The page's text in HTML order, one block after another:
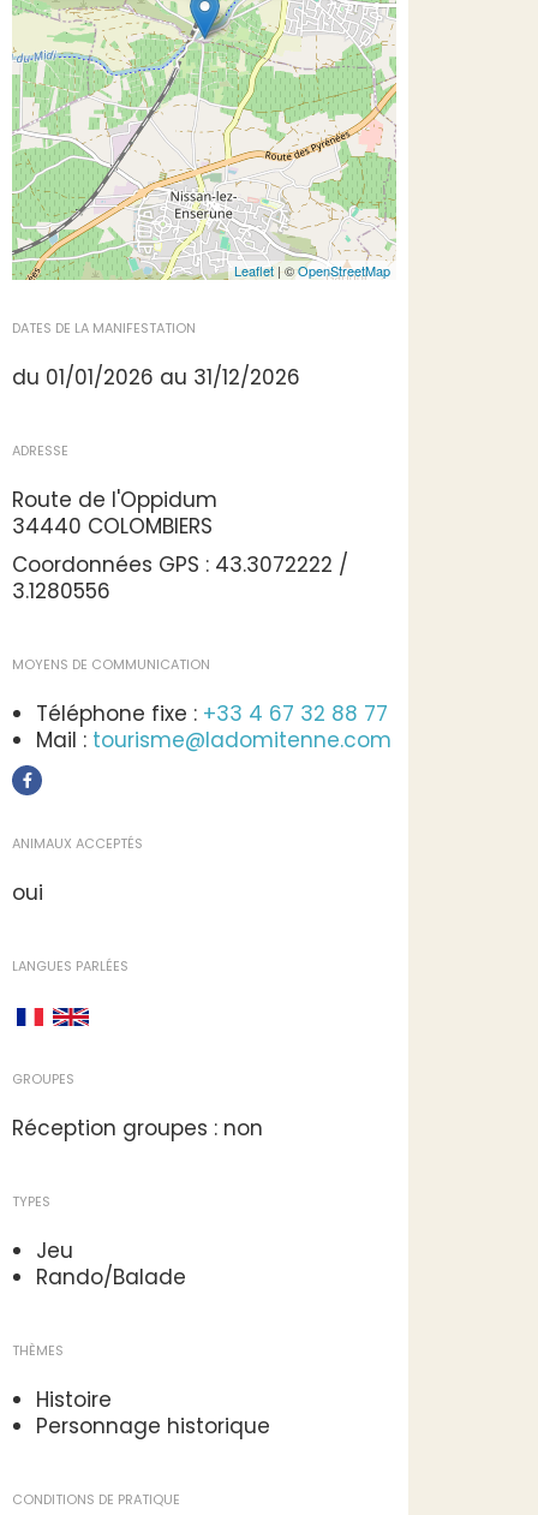
Leaflet| ©OpenStreetMap
DATES DE LA MANIFESTATION
du 01/01/2026 au 31/12/2026
ADRESSE
Route de l'Oppidum
34440 COLOMBIERS
Coordonnées GPS : 43.3072222 /
3.1280556
MOYENS DE COMMUNICATION
Téléphone fixe : +33 4 67 32 88 77
Mail : tourisme@ladomitenne.com
ANIMAUX ACCEPTÉS
oui
LANGUES PARLÉES
GROUPES
Réception groupes : non
TYPES
Jeu
Rando/Balade
THÈMES
Histoire
Personnage historique
CONDITIONS DE PRATIQUE